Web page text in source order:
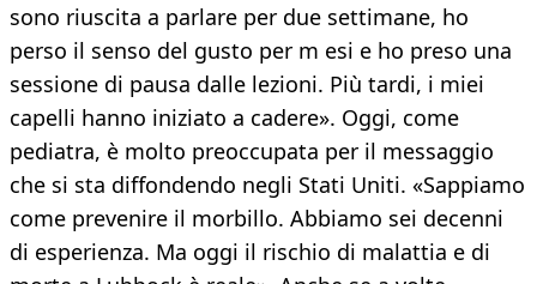
sono riuscita a parlare per due settimane, ho
perso il senso del gusto per m esi e ho preso una
sessione di pausa dalle lezioni. Più tardi, i miei
capelli hanno iniziato a cadere». Oggi, come
pediatra, è molto preoccupata per il messaggio
che si sta diffondendo negli Stati Uniti. «Sappiamo
come prevenire il morbillo. Abbiamo sei decenni
di esperienza. Ma oggi il rischio di malattia e di